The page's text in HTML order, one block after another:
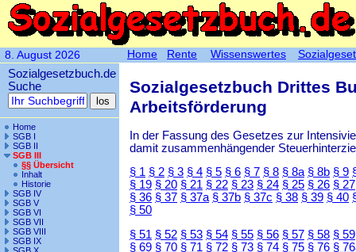
8. August 2026
Sozialgesetzbuch.de
Suche
Home
SGB I
SGB II
SGB III
§§ Übersicht
Inhalt
Historie
SGB IV
SGB V
SGB VI
SGB VII
SGB VIII
SGB IX
Sozialgesetzbuch Drittes
Arbeitsförderung
In der Fassung des Gesetzes zur
damit zusammenhängender
§ 1 § 2 § 3 § 4 § 5 § 6 § 7 § 8 § 8a § 8b § 9
§ 19 § 20 § 21 § 22 § 23 § 24 § 25 § 26 § 27
§ 36 § 37 § 37a § 37b § 37c § 38 § 39 § 40
§ 50
§ 51 § 52 § 53 § 54 § 55 § 56 § 57 § 58 § 59
§ 69 § 70 § 71 § 72 § 73 § 74 § 75 § 76 §
Home Rente Wissenswertes